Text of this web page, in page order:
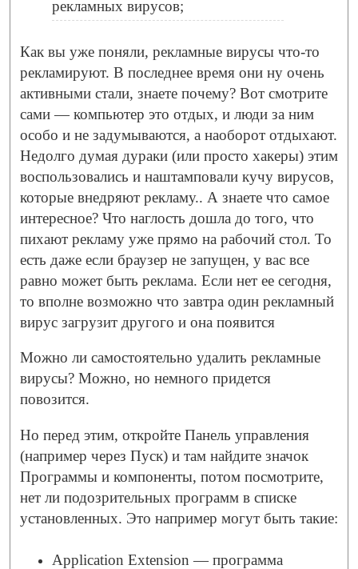
рекламных вирусов;
Как вы уже поняли, рекламные вирусы что-то
рекламируют. В последнее время они ну очень
активными стали, знаете почему? Вот смотрите
сами — компьютер это отдых, и люди за ним
особо и не задумываются, а наоборот отдыхают.
Недолго думая дураки (или просто хакеры) этим
воспользовались и наштамповали кучу вирусов,
которые внедряют рекламу.. А знаете что самое
интересное? Что наглость дошла до того, что
пихают рекламу уже прямо на рабочий стол. То
есть даже если браузер не запущен, у вас все
равно может быть реклама. Если нет ее сегодня,
то вполне возможно что завтра один рекламный
вирус загрузит другого и она появится
Можно ли самостоятельно удалить рекламные
вирусы? Можно, но немного придется
повозится.
Но перед этим, откройте Панель управления
(например через Пуск) и там найдите значок
Программы и компоненты, потом посмотрите,
нет ли подозрительных программ в списке
установленных. Это например могут быть такие:
Application Extension — программа